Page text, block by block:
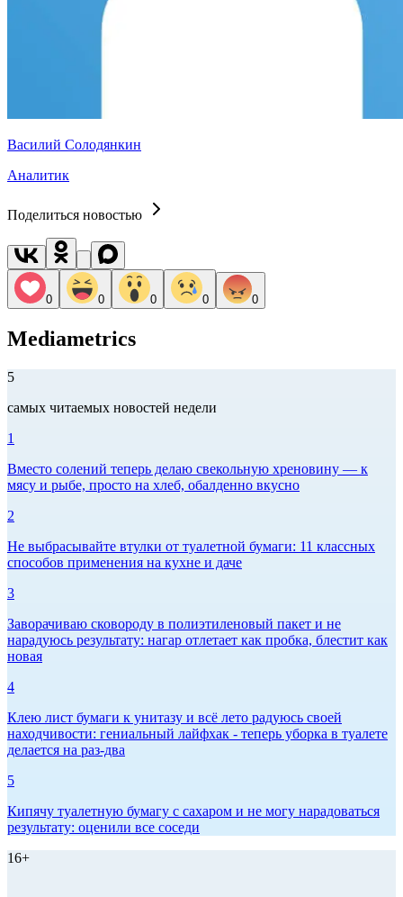
Василий Солодянкин
Аналитик
Поделиться новостью
0 0 0 0 0
Mediametrics
5
самых читаемых новостей недели
1
Вместо солений теперь делаю свекольную хреновину — к
мясу и рыбе, просто на хлеб, обалденно вкусно
2
Не выбрасывайте втулки от туалетной бумаги: 11 классных
способов применения на кухне и даче
3
Заворачиваю сковороду в полиэтиленовый пакет и не
нарадуюсь результату: нагар отлетает как пробка, блестит как
новая
4
Клею лист бумаги к унитазу и всё лето радуюсь своей
находчивости: гениальный лайфхак - теперь уборка в туалете
делается на раз-два
5
Кипячу туалетную бумагу с сахаром и не могу нарадоваться
результату: оценили все соседи
16+